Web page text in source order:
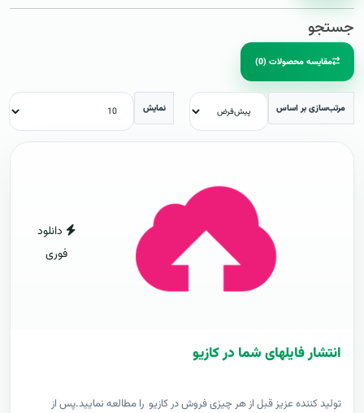
جستجو
مقایسه محصولات (0)
مرتب‌سازی بر اساس نمایش
دانلود
فوری
انتشار فایلهای شما در کازیو
توليد کننده عزيز قبل از هر چیزی فروش در کازیو را مطالعه نمایید.پس از